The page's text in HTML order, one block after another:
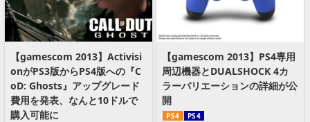
【gamescom 2013】Activisi
onがPS3版からPS4版への『C
oD: Ghosts』アップグレード
費用を発表、なんと10ドルで
購入可能に
【gamescom 2013】PS4専用
周辺機器とDUALSHOCK 4カ
ラーバリエーションの詳細が公
開
PS4 PS4